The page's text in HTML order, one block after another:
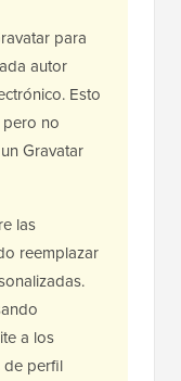
para
autor
Esto
pero no
Gravatar
las
reemplazar
a los
de perfil